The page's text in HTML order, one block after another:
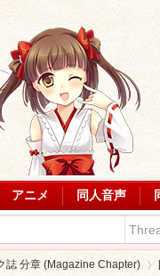
アニメ 同人音声
誌 分章 (Magazine Chapter)